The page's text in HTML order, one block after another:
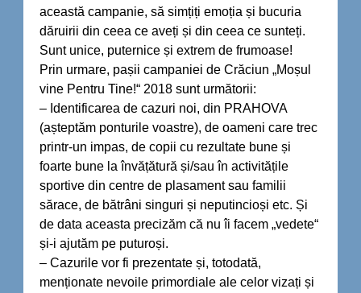
această campanie, să simțiți emoția și bucuria
dăruirii din ceea ce aveți și din ceea ce sunteți.
Sunt unice, puternice și extrem de frumoase!
Prin urmare, pașii campaniei de Crăciun „Moșul
vine Pentru Tine!“ 2018 sunt următorii:
– Identificarea de cazuri noi, din PRAHOVA
(așteptăm ponturile voastre), de oameni care trec
printr-un impas, de copii cu rezultate bune și
foarte bune la învățătură și/sau în activitățile
sportive din centre de plasament sau familii
sărace, de bătrâni singuri și neputincioși etc. Și
de data aceasta precizăm că nu îi facem „vedete“
și-i ajutăm pe puturoși.
– Cazurile vor fi prezentate și, totodată,
menționate nevoile primordiale ale celor vizați și